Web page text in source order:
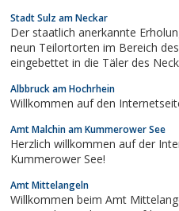
Stadt Sulz am Neckar
Der staatlich anerkannte
neun Teilortorten im Bereich
eingebettet in die Täler des Neckars, der Glatt
Albbruck am Hochrhein
Willkommen auf den
Amt Malchin am Kummerower See
Herzlich willkommen auf der
Kummerower See!
Amt Mittelangeln
Willkommen beim Amt Mittelangeln -